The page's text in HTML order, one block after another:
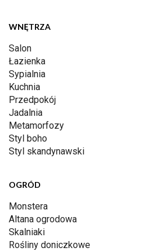
WNĘTRZA
Salon
Łazienka
Sypialnia
Kuchnia
Przedpokój
Jadalnia
Metamorfozy
Styl boho
Styl skandynawski
OGRÓD
Monstera
Altana ogrodowa
Skalniaki
Rośliny doniczkowe